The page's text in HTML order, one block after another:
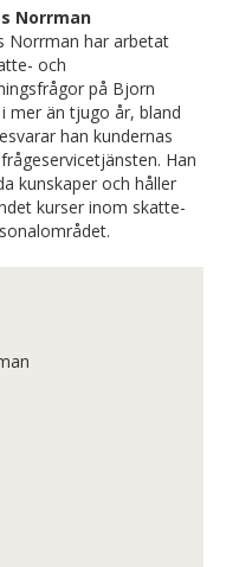
Norrman
Norrman har arbetat
och
på Bjorn
mer än tjugo år, bland
han kundernas
Han
kunskaper och håller
kurser inom skatte-